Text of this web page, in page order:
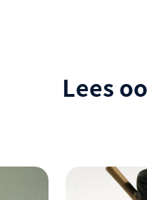
Lees